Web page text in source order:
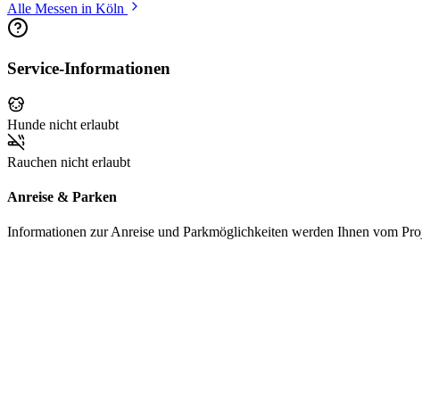
Alle Messen in Köln
Service-Informationen
Hunde nicht erlaubt
Rauchen nicht erlaubt
Anreise & Parken
Informationen zur Anreise und Parkmöglichkeiten werden Ihnen vom